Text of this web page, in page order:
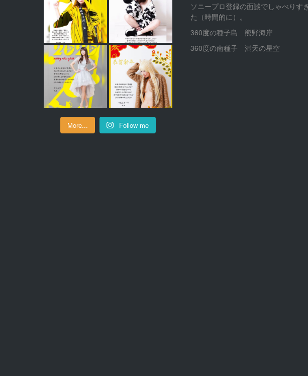
More... Follow me
ソニープロ登録の面談でしゃべりす
た（時間的に）。
360度の種子島 熊野海岸
360度の南種子 満天の星空